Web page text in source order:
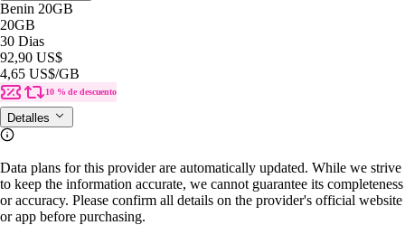
Benin 20GB
20GB
30 Dias
92,90 US$
4,65 US$/GB
10 % de descuento
Detalles
Data plans for this provider are automatically updated. While we strive
to keep the information accurate, we cannot guarantee its completeness
or accuracy. Please confirm all details on the provider's official website
or app before purchasing.